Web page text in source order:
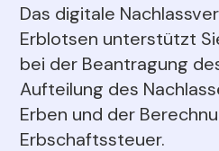
Das digitale
Erblotsen unterstützt
bei der Beantragung
Aufteilung des
Erben und der
Erbschaftssteuer.